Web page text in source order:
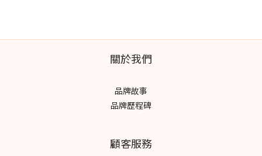
關於我們
品牌故事
品牌歷程碑
顧客服務